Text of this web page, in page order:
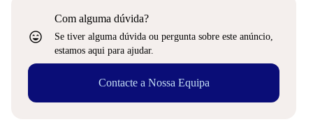
sentiment_very_satisfied
Com alguma dúvida?
Se tiver alguma dúvida ou pergunta sobre este anúncio,
estamos aqui para ajudar.
Contacte a Nossa Equipa